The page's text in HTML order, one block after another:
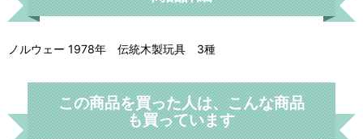
ノルウェー 1978年 伝統木製玩具 3種
この商品を買った人は、こんな商品
も買っています